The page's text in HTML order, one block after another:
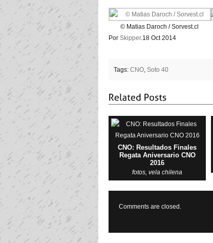
© Matias Daroch / Sorvest.cl
Por Skipper.18 Oct 2014
Tags: CNO, Soto 40
CNO: Resultados Finales
Regata Aniversario CNO
2016
fotos, vela chilena
Comments are closed.